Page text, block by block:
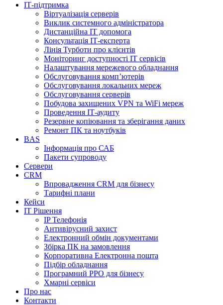
ІТ-підтримка
Віртуалізація серверів
Виклик системного адміністратора
Дистанційна ІТ допомога
Консультація ІТ-експерта
Лінія Турботи про клієнтів
Моніторинг доступності ІТ сервісів
Налаштування мережевого обладнання
Обслуговування комп’ютерів
Обслуговування локальних мереж
Обслуговування серверів
Побудова захищених VPN та WiFi мереж
Проведення ІТ-аудиту
Резервне копіювання та зберігання даних
Ремонт ПК та ноутбуків
BAS
Інформація про САБ
Пакети супроводу
Сервери
CRM
Впровадження CRM для бізнесу
Тарифні плани
Кейси
ІТ Рішення
IP Телефонія
Антивірусний захист
Електронний обмін документами
Збірка ПК на замовлення
Корпоративна Електронна пошта
Підбір обладнання
Програмний РРО для бізнесу
Хмарні сервіси
Про нас
Контакти